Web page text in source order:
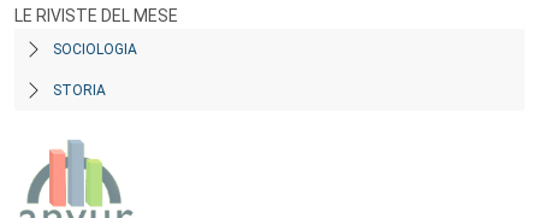
LE RIVISTE DEL MESE
SOCIOLOGIA
STORIA